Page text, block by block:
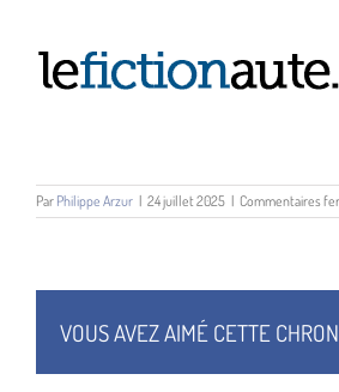
contenu
Par Philippe Arzur | 24 juillet 2025 | Commentaires
VOUS AVEZ AIMÉ CETTE